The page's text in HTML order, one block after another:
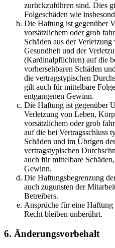
zurückzuführen sind. Dies
Folgeschäden wie
Die Haftung ist gegenüber
vorsätzlichem oder grob
Schäden aus der
Gesundheit und der
(Kardinalpflichten) auf die
vorhersehbaren Schäden
die vertragstypischen
gilt auch für mittelbare
entgangenen Gewinn.
Die Haftung ist gegenüber
Verletzung von Leben,
vorsätzlichem oder grob
auf die bei Vertragsschluss
Schäden und im Übrigen
vertragstypischen
auch für mittelbare
Gewinn.
Die Haftungsbegrenzung
auch zugunsten der
Betreibers.
Ansprüche für eine
Recht bleiben unberührt.
6. Änderungsvorbehalt